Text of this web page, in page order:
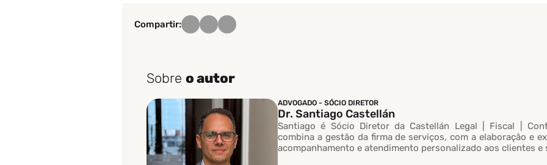
Compartir:
Sobre o autor
ADVOGADO - SÓCIO DIRETOR
Dr. Santiago Castellán
Santiago é Sócio Diretor da Castellán Legal | Fiscal |
combina a gestão da firma de serviços, com a elaboração e
acompanhamento e atendimento personalizado aos clientes e